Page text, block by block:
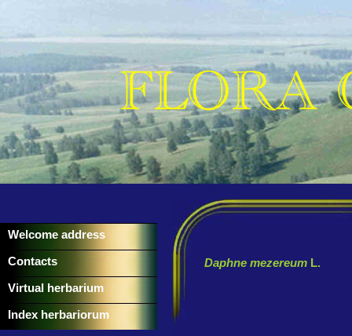
Welcome address
Contacts
Virtual herbarium
Index herbariorum
Daphne mezereum L.